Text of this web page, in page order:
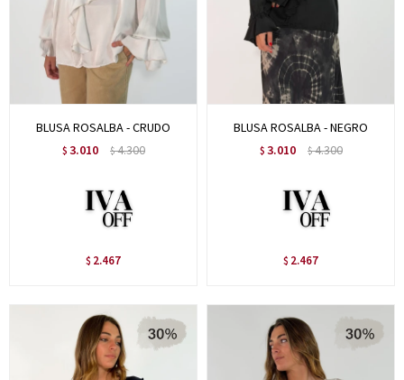
BLUSA ROSALBA - CRUDO
$ 3.010 $4.300
$ 2.467
BLUSA ROSALBA - NEGRO
$ 3.010 $4.300
$ 2.467